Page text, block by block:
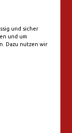
und sicher
und um
Dazu nutzen wir